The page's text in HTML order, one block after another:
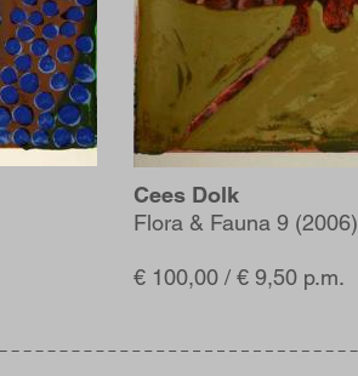
Cees Dolk
Flora & Fauna 9 (2006)
€ 100,00 / € 9,50 p.m.